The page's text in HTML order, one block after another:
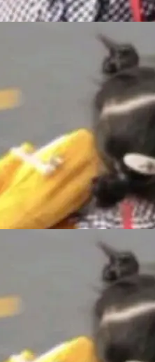
直接相关的
任何软件 C
Har
我。请附上
中——调用工
误、完成闭
一多模态模
Preview。
MoT 的轻
真实质感、
。 相比 U
带来了显著
细的局部纹
的中英文文字
Ubuntu
工程师
白：「hwc
的依赖项都
行版上。」
既然只有 Ub
什么可纠结
是 rust-
工具负责查
跳，中间只
因健康原因
己作为联合
The Inform
责递归自我
过
，Google
Op...
进。官方更
如下： 扩
(vf_frc
支持和直
加速器 AP
did 8T
+ 3T
，连带着 #
微博热搜——
NetBSD 操